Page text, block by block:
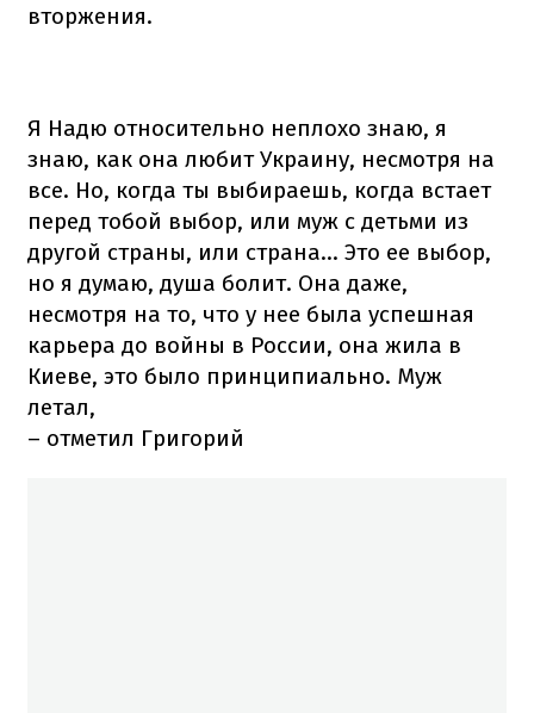
вторжения.
Я Надю относительно неплохо знаю, я
знаю, как она любит Украину, несмотря на
все. Но, когда ты выбираешь, когда встает
перед тобой выбор, или муж с детьми из
другой страны, или страна... Это ее выбор,
но я думаю, душа болит. Она даже,
несмотря на то, что у нее была успешная
карьера до войны в России, она жила в
Киеве, это было принципиально. Муж
летал,
– отметил Григорий